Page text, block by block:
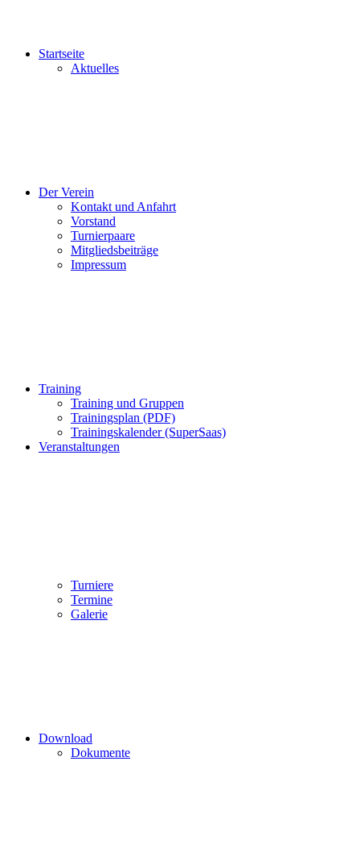
Startseite
Aktuelles
Der Verein
Kontakt und Anfahrt
Vorstand
Turnierpaare
Mitgliedsbeiträge
Impressum
Training
Training und Gruppen
Trainingsplan (PDF)
Trainingskalender (SuperSaas)
Veranstaltungen
Turniere
Termine
Galerie
Download
Dokumente